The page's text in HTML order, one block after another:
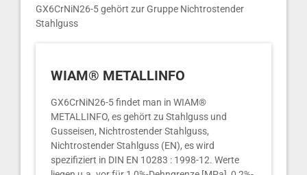
GX6CrNiN26-5 gehört zur Gruppe Nichtrostender
Stahlguss
WIAM® METALLINFO
GX6CrNiN26-5 findet man in WIAM®
METALLINFO, es gehört zu Stahlguss und
Gusseisen, Nichtrostender Stahlguss,
Nichtrostender Stahlguss (EN), es wird
spezifiziert in DIN EN 10283 : 1998-12. Werte